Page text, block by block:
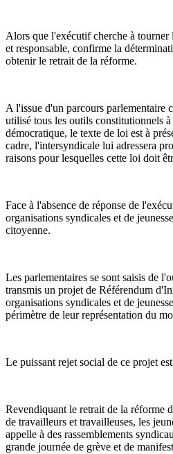
Alors que l'exécutif cherche à tourner
et responsable, confirme la
obtenir le retrait de la réforme.
A l'issue d'un parcours parlementaire
utilisé tous les outils constitutionnels
démocratique, le texte de loi est à
cadre, l'intersyndicale lui adressera
raisons pour lesquelles cette loi doit
Face à l'absence de réponse de
organisations syndicales et de
citoyenne.
Les parlementaires se sont saisis de
transmis un projet de Référendum
organisations syndicales et de
périmètre de leur représentation du
Le puissant rejet social de ce projet
Revendiquant le retrait de la réforme
de travailleurs et travailleuses, les
appelle à des rassemblements
grande journée de grève et de